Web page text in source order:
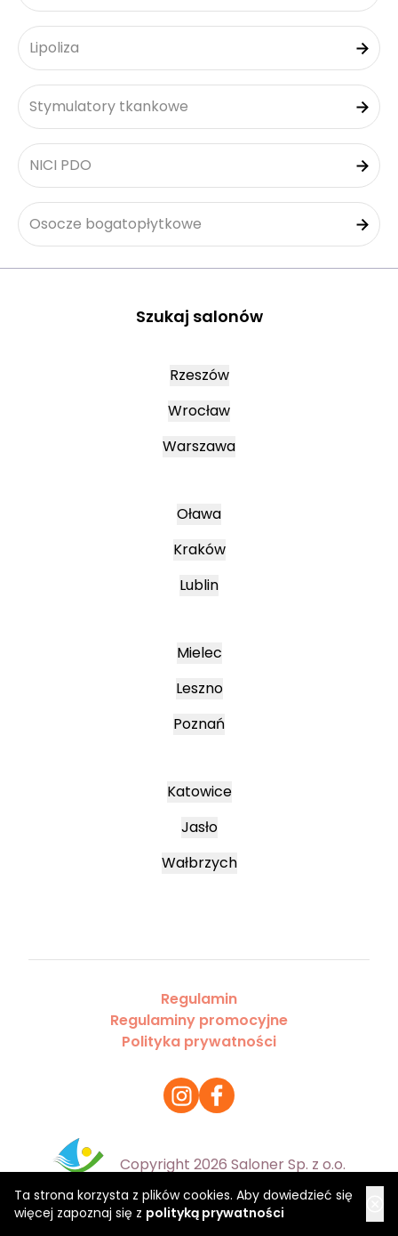
Ta strona korzysta z plików cookies. Aby dowiedzieć się
więcej zapoznaj się z polityką prywatności
Lipoliza
Stymulatory tkankowe
NICI PDO
Osocze bogatopłytkowe
Szukaj salonów
Rzeszów
Wrocław
Warszawa
Oława
Kraków
Lublin
Mielec
Leszno
Poznań
Katowice
Jasło
Wałbrzych
Regulamin
Regulaminy promocyjne
Polityka prywatności
Copyright 2026 Saloner Sp. z o.o.